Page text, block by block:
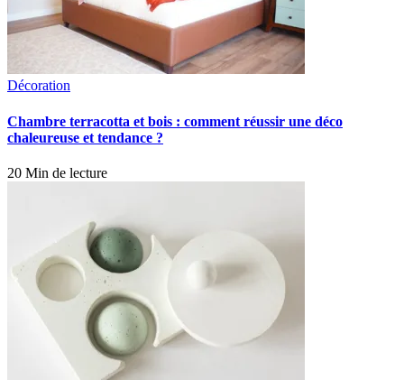
Décoration
Chambre terracotta et bois : comment réussir une déco
chaleureuse et tendance ?
20 Min de lecture